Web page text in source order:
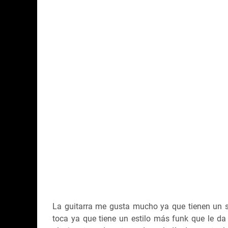
La guitarra me gusta mucho ya que tienen
toca ya que tiene un estilo más funk que le